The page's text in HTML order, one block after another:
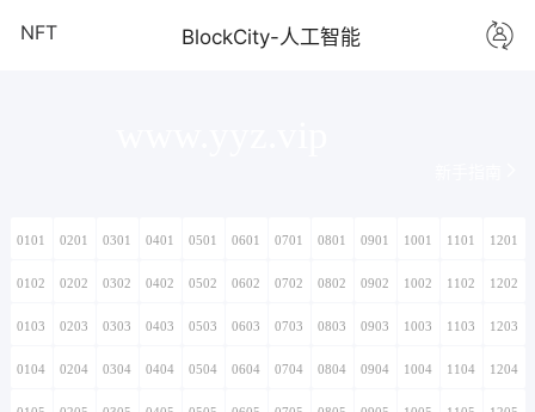
NFT BlockCity-人工智能
0101 0201 0301 0401 0501 0601 0701 0801 0901 1001 1101 1201
0102 0202 0302 0402 0502 0602 0702 0802 0902 1002 1102 1202
0103 0203 0303 0403 0503 0603 0703 0803 0903 1003 1103 1203
0104 0204 0304 0404 0504 0604 0704 0804 0904 1004 1104 1204